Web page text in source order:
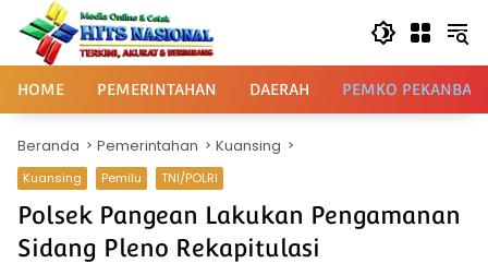
Langsung
konten
HOME PEMERINTAHAN DAERAH PEMKO
Beranda Pemerintahan Kuansing
Kuansing Pemilu TNI/POLRI
Polsek Pangean Lakukan Pengamanan
Sidang Pleno Rekapitulasi